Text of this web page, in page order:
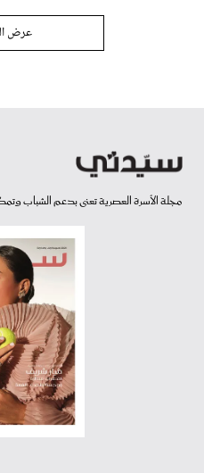
عرض
مجلة الأسرة العصرية تعنى بدعم الشباب